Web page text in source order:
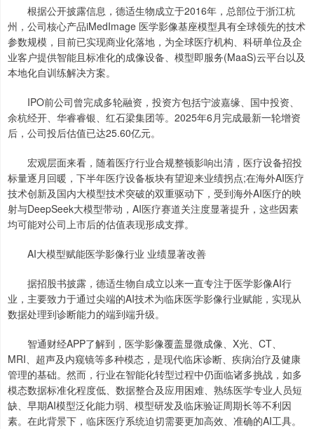
根据公开披露信息，德适生物成立于2016年，总部位于浙江杭
州，公司核心产品iMedImage 医学影像基座模型具有全球领先的技术
参数规模，目前已实现商业化落地，为全球医疗机构、科研单位及企
业客户提供智能且标准化的成像设备、模型即服务(MaaS)云平台以及
本地化自训练解决方案。
IPO前公司曾完成多轮融资，投资方包括宁波嘉缘、国中投资、
余杭经开、华睿睿银、红石梁集团等。2025年6月完成最新一轮增资
后，公司投后估值已达25.60亿元。
宏观层面来看，随着医疗行业合规整顿影响出清，医疗设备招投
标量逐月回暖，下半年医疗设备板块有望迎来业绩拐点;在海外AI医疗
技术创新及国内大模型技术突破的双重驱动下，受到海外AI医疗的映
射与DeepSeek大模型带动，AI医疗赛道关注度显著提升，这些因素
均可能对公司上市后的估值表现形成支撑。
AI大模型赋能医学影像行业 业绩显著改善
据招股书披露，德适生物自成立以来一直专注于医学影像AI行
业，主要致力于通过尖端的AI技术为临床医学影像行业赋能，实现从
数据处理到诊断能力的端到端升级。
智通财经APP了解到，医学影像覆盖显微成像、X光、CT、
MRI、超声及内窥镜等多种模态，是现代临床诊断、疾病治疗及健康
管理的基础。然而，行业在智能化转型过程中仍面临诸多挑战，如多
模态数据标准化程度低、数据整合及应用困难、熟练医学专业人员短
缺、早期AI模型泛化能力弱、模型研发及临床验证周期长等不利因
素。在此背景下，临床医疗系统迫切需要更加高效、准确的AI工具。